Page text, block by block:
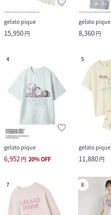
gelato pique
15,950円
gelato pique
8,360円
4
gelato pique
6,952 円 20%OFF
5
gelato pique
11,880円
7 8